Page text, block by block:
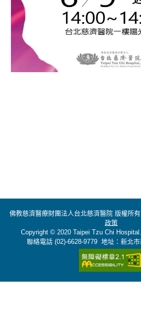
佛教慈濟醫療財團法人台北慈濟醫院 版權所
政策
Copyright © 2020 Taipei Tzu Chi
聯絡電話 (02)-6628-9779 地址：新北